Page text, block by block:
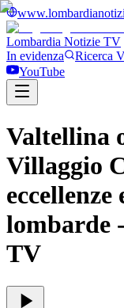
Lombardia Notizie TV
In evidenza
Ricerca
YouTube
Valtellina
Villaggio
lombarde
TV